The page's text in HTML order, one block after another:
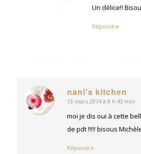
Un délice!!
Répondre
nani's kitchen
dit
:
13 mars 2014 à 8 h 43 min
moi je dis oui à cette
de pdt !!!!! bisous
Répondre